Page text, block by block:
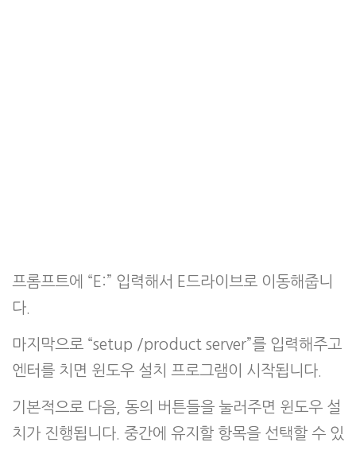
프롬프트에 “E:” 입력해서 E드라이브로 이동해줍니
다.
마지막으로 “setup /product server”를 입력해주고
엔터를 치면 윈도우 설치 프로그램이 시작됩니다.
기본적으로 다음, 동의 버튼들을 눌러주면 윈도우 설
치가 진행됩니다. 중간에 유지할 항목을 선택할 수 있